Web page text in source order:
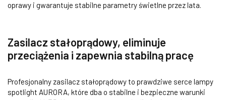
oprawy i gwarantuje stabilne parametry świetlne przez lata.
Zasilacz stałoprądowy, eliminuje
przeciążenia i zapewnia stabilną pracę
Profesjonalny zasilacz stałoprądowy to prawdziwe serce lampy
spotlight AURORA, które dba o stabilne i bezpieczne warunki